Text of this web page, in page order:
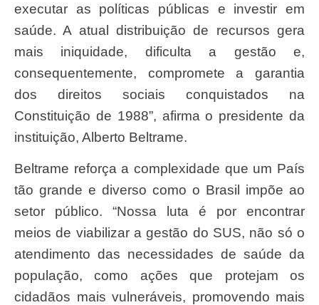
executar as políticas públicas e investir em
saúde. A atual distribuição de recursos gera
mais iniquidade, dificulta a gestão e,
consequentemente, compromete a garantia
dos direitos sociais conquistados na
Constituição de 1988”, afirma o presidente da
instituição, Alberto Beltrame.
Beltrame reforça a complexidade que um País
tão grande e diverso como o Brasil impõe ao
setor público. “Nossa luta é por encontrar
meios de viabilizar a gestão do SUS, não só o
atendimento das necessidades de saúde da
população, como ações que protejam os
cidadãos mais vulneráveis, promovendo mais